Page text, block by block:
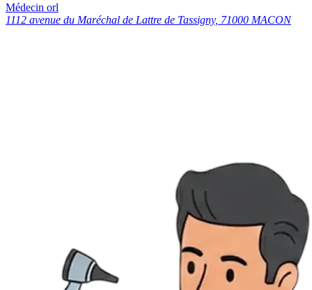
Médecin orl
1112 avenue du Maréchal de Lattre de Tassigny, 71000 MACON